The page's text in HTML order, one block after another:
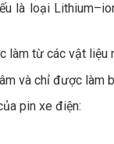
là loại
từ các vật liệu
và chỉ được làm
pin xe điện: